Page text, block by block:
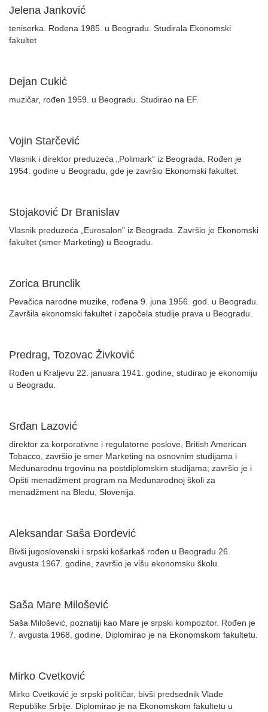
Jelena Janković
teniserka. Rođena 1985. u Beogradu. Studirala Ekonomski
fakultet
Dejan Cukić
muzičar, rođen 1959. u Beogradu. Studirao na EF.
Vojin Starčević
Vlasnik i direktor preduzeća „Polimark“ iz Beograda. Rođen je
1954. godine u Beogradu, gde je završio Ekonomski fakultet.
Stojaković Dr Branislav
Vlasnik preduzeća „Eurosalon” iz Beograda. Završio je Ekonomski
fakultet (smer Marketing) u Beogradu.
Zorica Brunclik
Pevačica narodne muzike, rođena 9. juna 1956. god. u Beogradu.
Završila ekonomski fakultet i započela studije prava u Beogradu.
Predrag, Tozovac Živković
Rođen u Kraljevu 22. januara 1941. godine, studirao je ekonomiju
u Beogradu.
Srđan Lazović
direktor za korporativne i regulatorne poslove, British American
Tobacco, završio je smer Marketing na osnovnim studijama i
Međunarodnu trgovinu na postdiplomskim studijama; završio je i
Оpšti menadžment program na Međunarodnoj školi za
menadžment na Bledu, Slovenija.
Aleksandar Saša Đorđević
Bivši jugoslovenski i srpski košarkaš rođen u Beogradu 26.
avgusta 1967. godine, završio je višu ekonomsku školu.
Saša Mare Milošević
Saša Milošević, poznatiji kao Mare je srpski kompozitor. Rođen je
7. avgusta 1968. godine. Diplomirao je na Ekonomskom fakultetu.
Mirko Cvetković
Mirko Cvetković je srpski političar, bivši predsednik Vlade
Republike Srbije. Diplomirao je na Ekonomskom fakultetu u